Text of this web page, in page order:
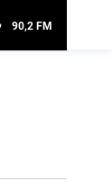
90,2 FM